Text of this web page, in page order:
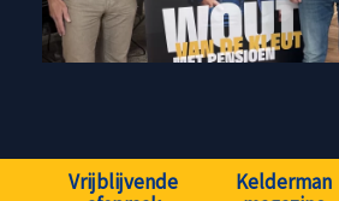
Vrijblijvende
Kelderman